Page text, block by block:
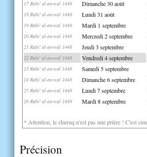
17 Rabi' al-awwal 1448 Dimanche 30 août
18 Rabi' al-awwal 1448 Lundi 31 août
19 Rabi' al-awwal 1448 Mardi 1 septembre
20 Rabi' al-awwal 1448 Mercredi 2 septembre
21 Rabi' al-awwal 1448 Jeudi 3 septembre
22 Rabi' al-awwal 1448 Vendredi 4 septembre
23 Rabi' al-awwal 1448 Samedi 5 septembre
24 Rabi' al-awwal 1448 Dimanche 6 septembre
25 Rabi' al-awwal 1448 Lundi 7 septembre
26 Rabi' al-awwal 1448 Mardi 8 septembre
* Attention, le shuruq n'est pas une prière ! C'est
Précision